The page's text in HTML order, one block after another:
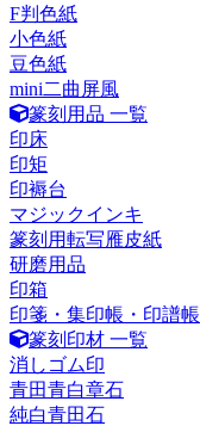
F判色紙
小色紙
豆色紙
mini二曲屏風
篆刻用品 一覧
印床
印矩
印褥台
マジックインキ
篆刻用転写雁皮紙
研磨用品
印箱
印箋・集印帳・印譜帳
篆刻印材 一覧
消しゴム印
青田青白章石
純白青田石